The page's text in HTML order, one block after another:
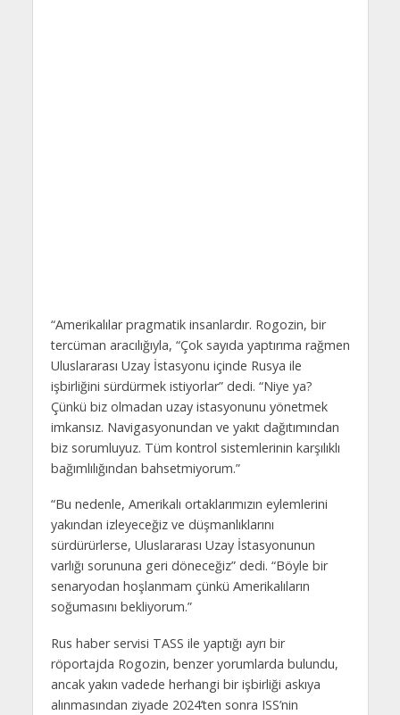
“Amerikalılar pragmatik insanlardır. Rogozin, bir
tercüman aracılığıyla, “Çok sayıda yaptırıma rağmen
Uluslararası Uzay İstasyonu içinde Rusya ile
işbirliğini sürdürmek istiyorlar” dedi. “Niye ya?
Çünkü biz olmadan uzay istasyonunu yönetmek
imkansız. Navigasyonundan ve yakıt dağıtımından
biz sorumluyuz. Tüm kontrol sistemlerinin karşılıklı
bağımlılığından bahsetmiyorum.”
“Bu nedenle, Amerikalı ortaklarımızın eylemlerini
yakından izleyeceğiz ve düşmanlıklarını
sürdürürlerse, Uluslararası Uzay İstasyonunun
varlığı sorununa geri döneceğiz” dedi. “Böyle bir
senaryodan hoşlanmam çünkü Amerikalıların
soğumasını bekliyorum.”
Rus haber servisi TASS ile yaptığı ayrı bir
röportajda Rogozin, benzer yorumlarda bulundu,
ancak yakın vadede herhangi bir işbirliği askıya
alınmasından ziyade 2024’ten sonra ISS’nin